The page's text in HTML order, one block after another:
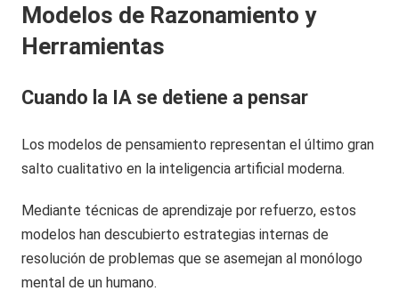
Modelos de Razonamiento y
Herramientas
Cuando la IA se detiene a pensar
Los modelos de pensamiento representan el último gran
salto cualitativo en la inteligencia artificial moderna.
Mediante técnicas de aprendizaje por refuerzo, estos
modelos han descubierto estrategias internas de
resolución de problemas que se asemejan al monólogo
mental de un humano.